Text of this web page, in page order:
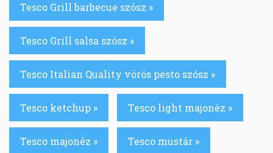
Tesco Grill barbecue szósz »
Tesco Grill salsa szósz »
Tesco Italian Quality vörös pesto szósz »
Tesco ketchup » Tesco light majonéz »
Tesco majonéz » Tesco mustár »